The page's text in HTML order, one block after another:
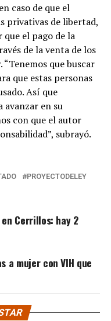
caso de que el
privativas de libertad,
el pago de la
de la venta de los
que buscar
que estas personas
Así que
avanzar en su
con que el autor
subrayó.
PROYECTODELEY
Cerrillos: hay 2
a mujer con VIH que